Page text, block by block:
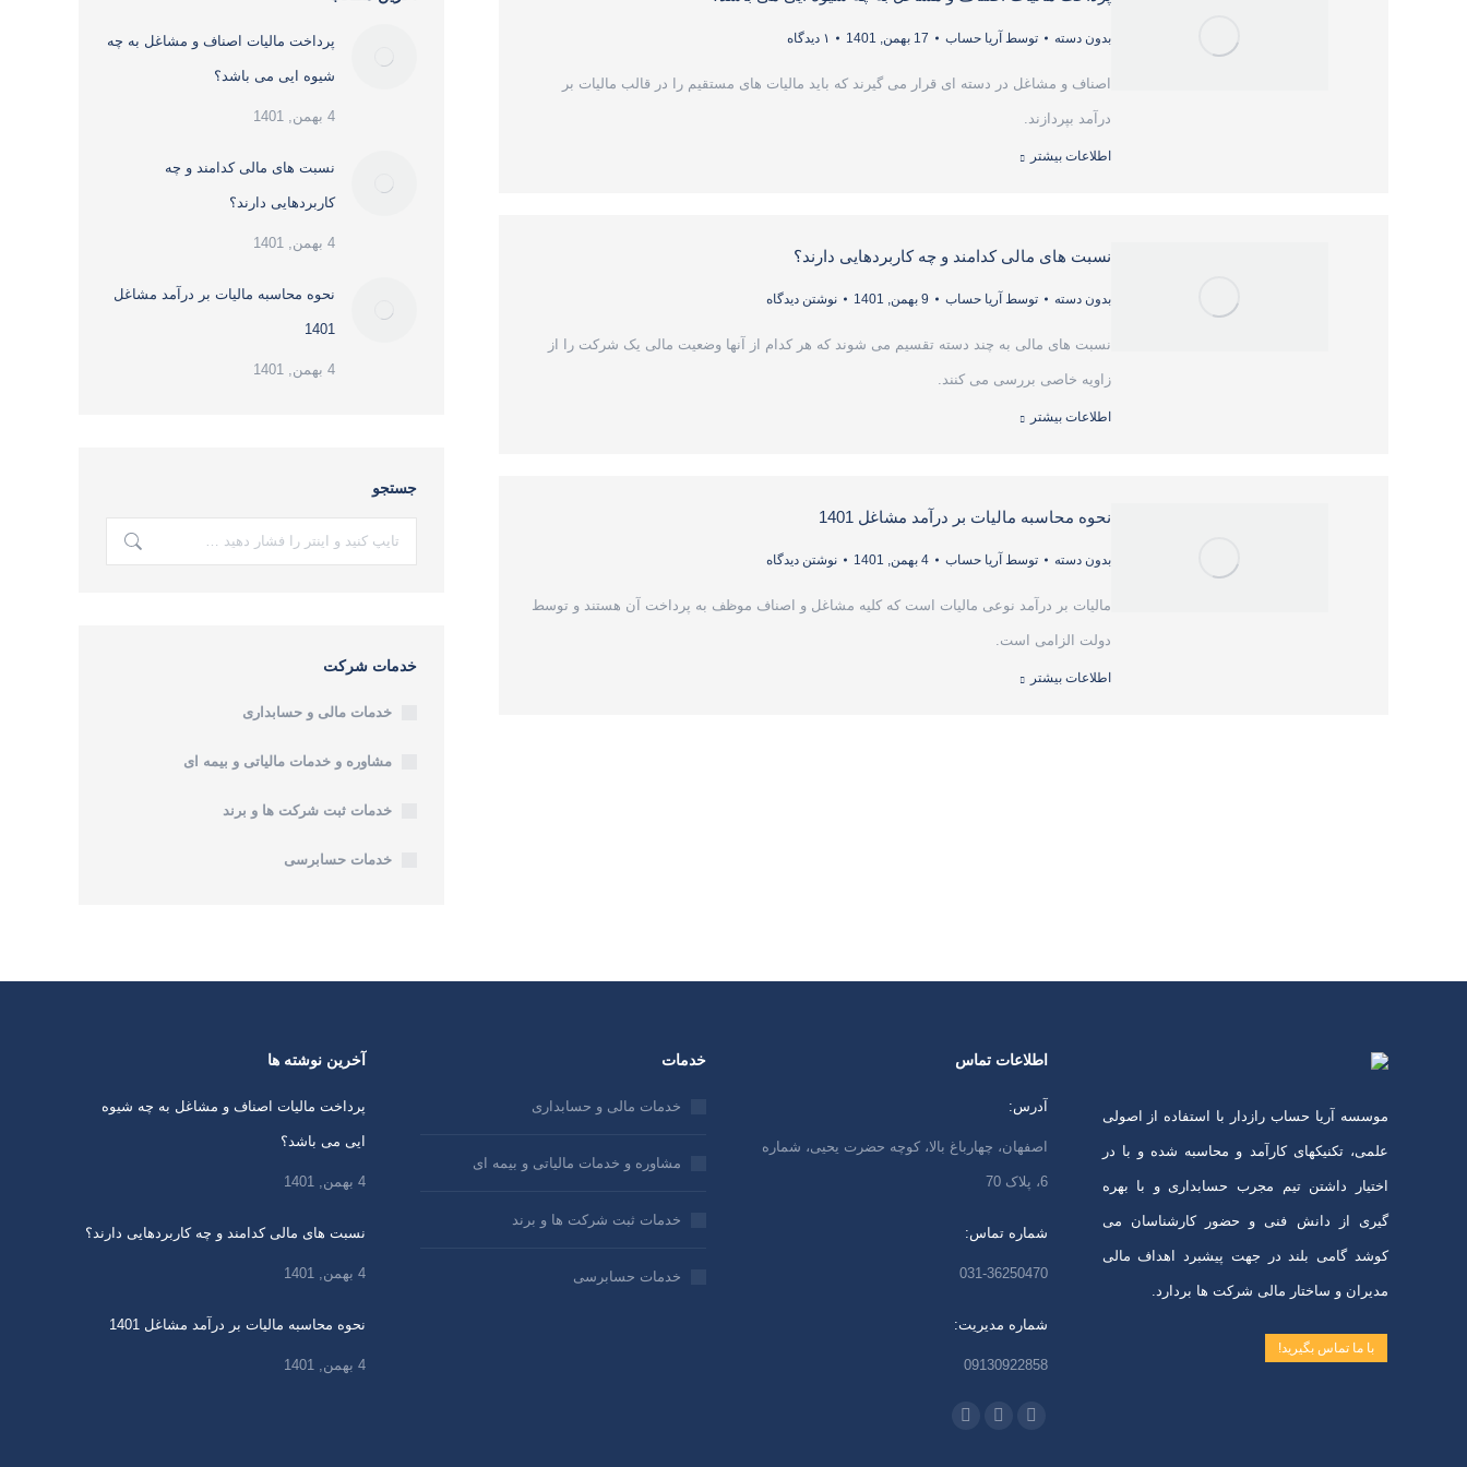
بدون دسته توسط آریا حساب 17 بهمن, 1401 ۱ دیدگاه
اصناف و مشاغل در دسته ای قرار می گیرند که باید مالیات های مستقیم را در قالب مالیات بر
درآمد بپردازند.
اطلاعات بیشتر
نسبت های مالی کدامند و چه کاربردهایی دارند؟
بدون دسته توسط آریا حساب 9 بهمن, 1401 نوشتن دیدگاه
نسبت های مالی به چند دسته تقسیم می شوند که هر کدام از آنها وضعیت مالی یک شرکت را از
زاویه خاصی بررسی می کنند.
اطلاعات بیشتر
نحوه محاسبه مالیات بر درآمد مشاغل 1401
بدون دسته توسط آریا حساب 4 بهمن, 1401 نوشتن دیدگاه
مالیات بر درآمد نوعی مالیات است که کلیه مشاغل و اصناف موظف به پرداخت آن هستند و توسط
دولت الزامی است.
اطلاعات بیشتر
پرداخت مالیات اصناف و مشاغل به چه
شیوه ایی می باشد؟
4 بهمن, 1401
نسبت های مالی کدامند و چه
کاربردهایی دارند؟
4 بهمن, 1401
نحوه محاسبه مالیات بر درآمد مشاغل
1401
4 بهمن, 1401
جستجو
جستجو:
خدمات شرکت
خدمات مالی و حسابداری
مشاوره و خدمات مالیاتی و بیمه ای
خدمات ثبت شرکت ها و برند
خدمات حسابرسی
موسسه آریا حساب رازدار با استفاده از اصولی
علمی، تکنیکهای کارآمد و محاسبه شده و با در
اختیار داشتن تیم مجرب حسابداری و با بهره
گیری از دانش فنی و حضور کارشناسان می
کوشد گامی بلند در جهت پیشبرد اهداف مالی
مدیران و ساختار مالی شرکت ها بردارد.
با ما تماس بگیرید!
اطلاعات تماس
آدرس:
اصفهان، چهارباغ بالا، کوچه حضرت یحیی، شماره
6، پلاک 70
شماره تماس:
031-36250470
شماره مدیریت:
09130922858
ما را دنبال کنید در:
خدمات
خدمات مالی و حسابداری
مشاوره و خدمات مالیاتی و بیمه ای
خدمات ثبت شرکت ها و برند
خدمات حسابرسی
آخرین نوشته ها
پرداخت مالیات اصناف و مشاغل به چه شیوه
ایی می باشد؟
4 بهمن, 1401
نسبت های مالی کدامند و چه کاربردهایی دارند؟
4 بهمن, 1401
نحوه محاسبه مالیات بر درآمد مشاغل 1401
4 بهمن, 1401